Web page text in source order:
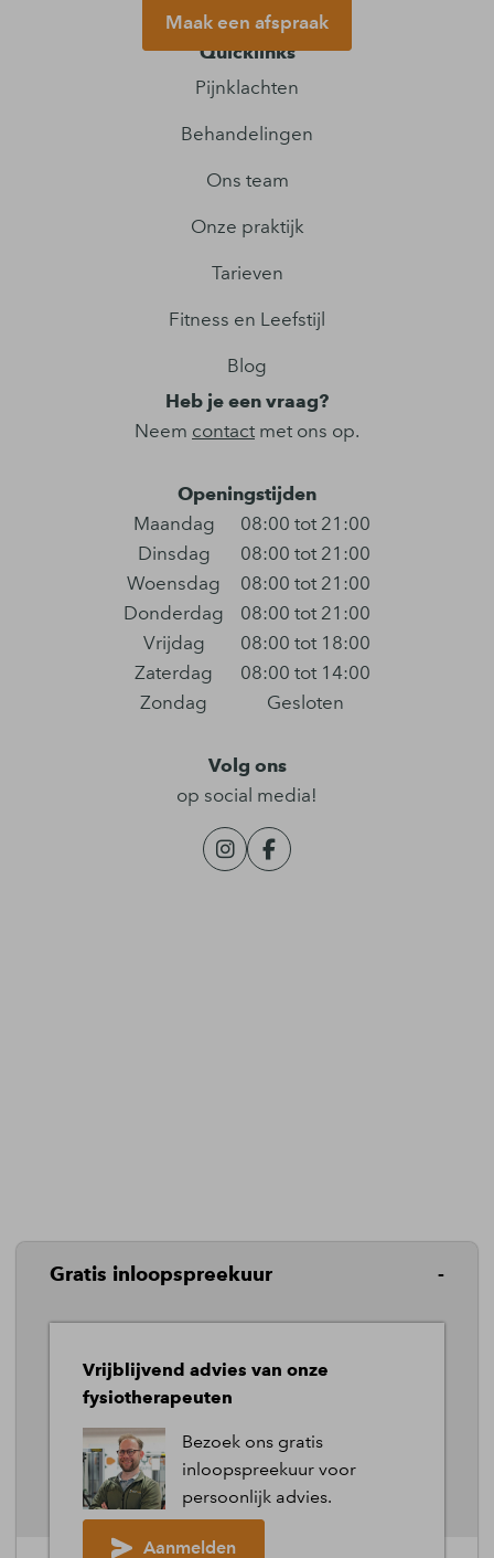
Maak een afspraak
Quicklinks
Pijnklachten
Behandelingen
Ons team
Onze praktijk
Tarieven
Fitness en Leefstijl
Blog
Heb je een vraag?
Neem contact met ons op.
Openingstijden
Maandag
08:00 tot 21:00
Dinsdag
08:00 tot 21:00
Woensdag
08:00 tot 21:00
Donderdag
08:00 tot 21:00
Vrijdag
08:00 tot 18:00
Zaterdag
08:00 tot 14:00
Zondag
Gesloten
Volg ons
op social media!
2026 ©FysioWebsite
Cookies
| Privacy |
Algemene voorwaarden
|
Tarieven | Cookies aanpassen
Gratis inloopspreekuur
Vrijblijvend advies van onze
fysiotherapeuten
Bezoek ons gratis
inloopspreekuur voor
persoonlijk advies.
Aanmelden